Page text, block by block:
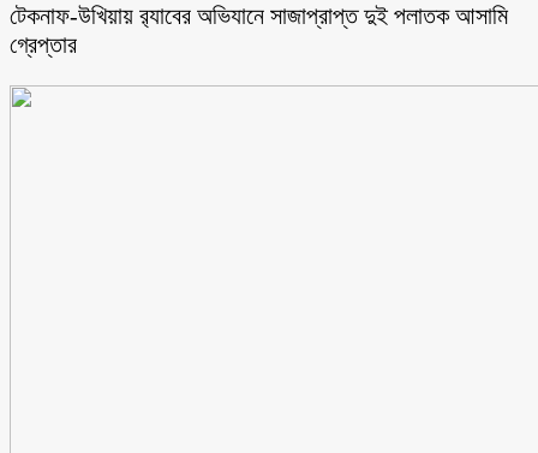
টেকনাফ-উখিয়ায় র‌্যাবের অভিযানে সাজাপ্রাপ্ত দুই পলাতক আসামি
গ্রেপ্তার